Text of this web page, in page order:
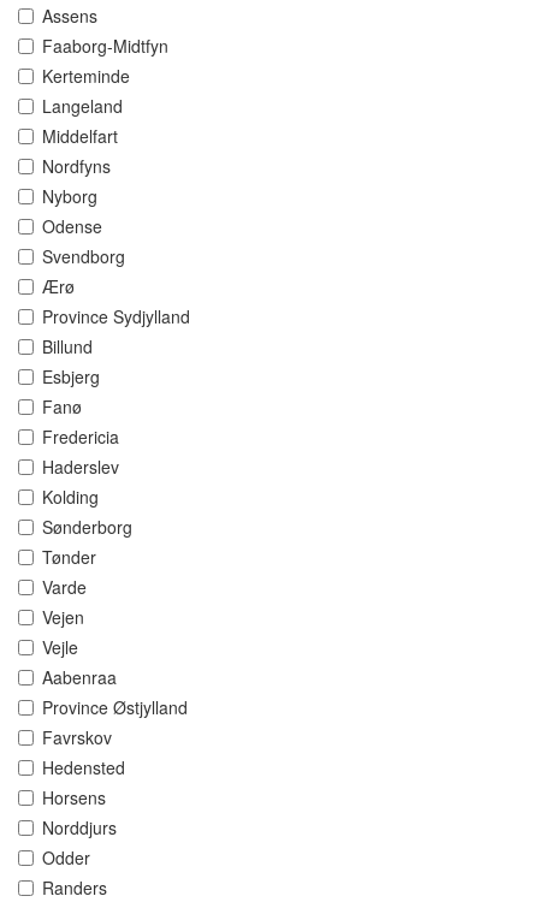
Assens
Faaborg-Midtfyn
Kerteminde
Langeland
Middelfart
Nordfyns
Nyborg
Odense
Svendborg
Ærø
Province Sydjylland
Billund
Esbjerg
Fanø
Fredericia
Haderslev
Kolding
Sønderborg
Tønder
Varde
Vejen
Vejle
Aabenraa
Province Østjylland
Favrskov
Hedensted
Horsens
Norddjurs
Odder
Randers